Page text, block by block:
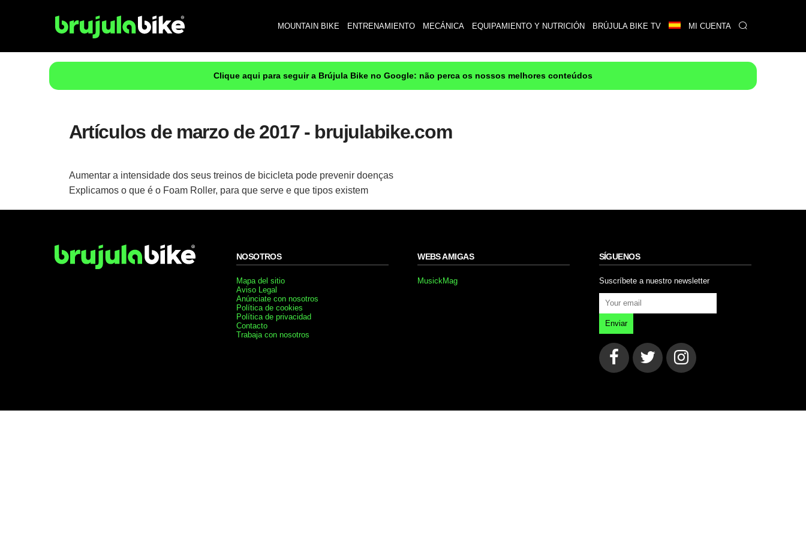
MOUNTAIN BIKE ENTRENAMIENTO MECÁNICA EQUIPAMIENTO Y NUTRICIÓN BRÚJULA BIKE TV MI CUENTA
Clique aqui para seguir a Brújula Bike no Google: não perca os nossos melhores conteúdos
Artículos de marzo de 2017 - brujulabike.com
Aumentar a intensidade dos seus treinos de bicicleta pode prevenir doenças
Explicamos o que é o Foam Roller, para que serve e que tipos existem
NOSOTROS
Mapa del sitio
Aviso Legal
Anúnciate con nosotros
Política de cookies
Política de privacidad
Contacto
Trabaja con nosotros
WEBS AMIGAS
MusickMag
SÍGUENOS
Suscríbete a nuestro newsletter
Enviar